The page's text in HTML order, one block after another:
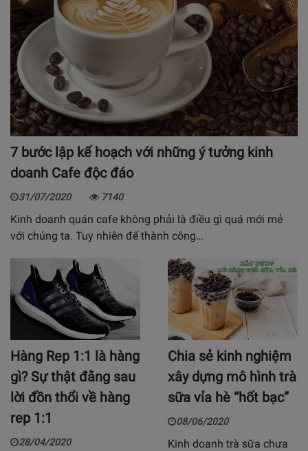
7 bước lập kế hoạch với những ý tưởng kinh
doanh Cafe độc đáo
31/07/2020 7140
Kinh doanh quán cafe không phải là điều gì quá mới mẻ
với chúng ta. Tuy nhiên để thành công…
Hàng Rep 1:1 là hàng
gì? Sự thật đằng sau
lời đồn thổi về hàng
rep 1:1
28/04/2020
Chia sẻ kinh nghiệm
xây dựng mô hình trà
sữa vỉa hè “hốt bạc”
08/06/2020
Kinh doanh trà sữa chưa